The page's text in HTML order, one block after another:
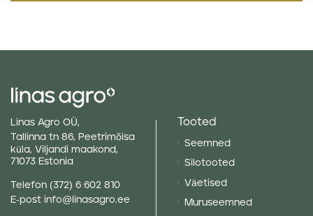
Linas Agro OÜ,
Tallinna tn 86, Peetrimõisa
küla, Viljandi maakond,
71073 Estonia
Telefon (372) 6 602 810
E-post info@linasagro.ee
Tooted
Seemned
Silotooted
Väetised
Muruseemned